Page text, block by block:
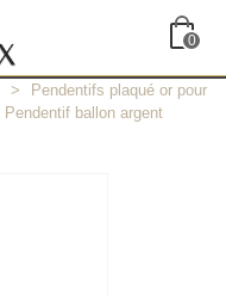
0
>
Pendentifs plaqué or pour
Pendentif ballon argent